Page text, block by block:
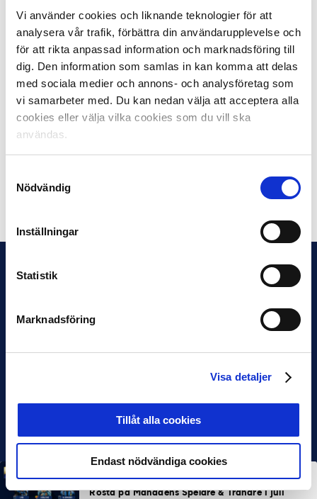
Vi använder cookies och liknande teknologier för att
analysera vår trafik, förbättra din användarupplevelse och
för att rikta anpassad information och marknadsföring till
dig. Den information som samlas in kan komma att delas
med sociala medier och annons- och analysföretag som
vi samarbeter med. Du kan nedan välja att acceptera alla
cookies eller välja vilka cookies som du vill ska
användas.
Nödvändig
Inställningar
Statistik
Marknadsföring
Visa detaljer
Tillåt alla cookies
Endast nödvändiga cookies
Unibet satsar 15 miljoner kronor per år på Unicoach.
Detta kommer ge mellan 175 000 – 575 000 kronor till
varje klubbs akademiverksamhet per år. Detta är en
ökning på minst 100 000 kronor för varje klubb varje år.
Förändringen innebär också en ny hemsida, samt att
våra konton på Facebook, Instagram och Twitter byter
namn från Tipselit till Unicoach.
Dela på Twitter
MÅNADENS SPELARE MÅNADENS TRÄNARE
Rösta på Månadens Spelare & Tränare i juli